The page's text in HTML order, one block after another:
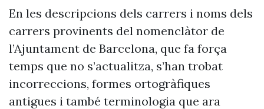
En les descripcions dels carrers i noms dels
carrers provinents del nomenclàtor de
l’Ajuntament de Barcelona, que fa força
temps que no s’actualitza, s’han trobat
incorreccions, formes ortogràfiques
antigues i també terminologia que ara